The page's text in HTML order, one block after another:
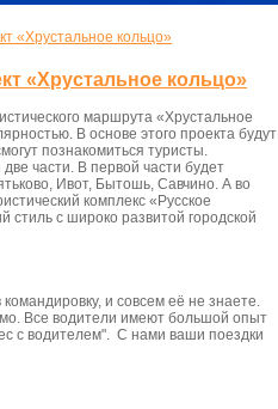
«Хрустальное кольцо»
«Хрустальное кольцо»
маршрута «Хрустальное
В основе этого проекта будут
познакомиться туристы.
части. В первой части будет
Ивот, Бытошь, Савчино. А во
комплекс «Русское
стиль с широко развитой городской
и совсем её не знаете.
Все водители имеют большой опыт
с водителем". С нами ваши поездки